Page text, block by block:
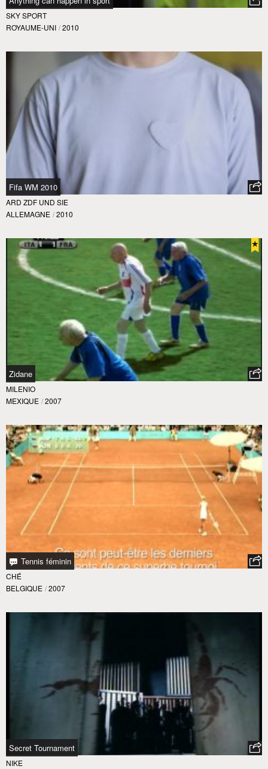
SKY SPORT
ROYAUME-UNI / 2010
Fifa WM 2010
ARD ZDF UND SIE
ALLEMAGNE / 2010
Zidane
MILENIO
MEXIQUE / 2007
Tennis féminin
CHÉ
BELGIQUE / 2007
Secret Tournament
NIKE